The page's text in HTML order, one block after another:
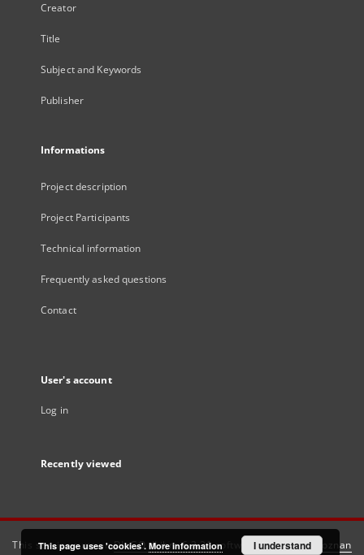
Creator
Title
Subject and Keywords
Publisher
Informations
Project description
Project Participants
Technical information
Frequently asked questions
Contact
User's account
Log in
Recently viewed
This service runs onDInGO dLibra 6.3.21software created by
Poznan
This page uses 'cookies'. More information I understand